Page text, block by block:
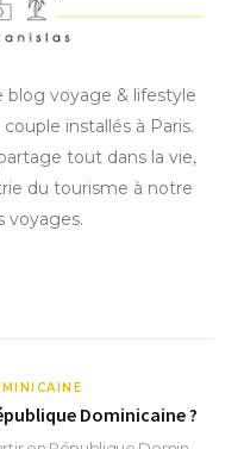
blog voyage & lifestyle
installés à Paris.
tout dans la vie,
du tourisme à notre
voyages.
Dominicaine ?